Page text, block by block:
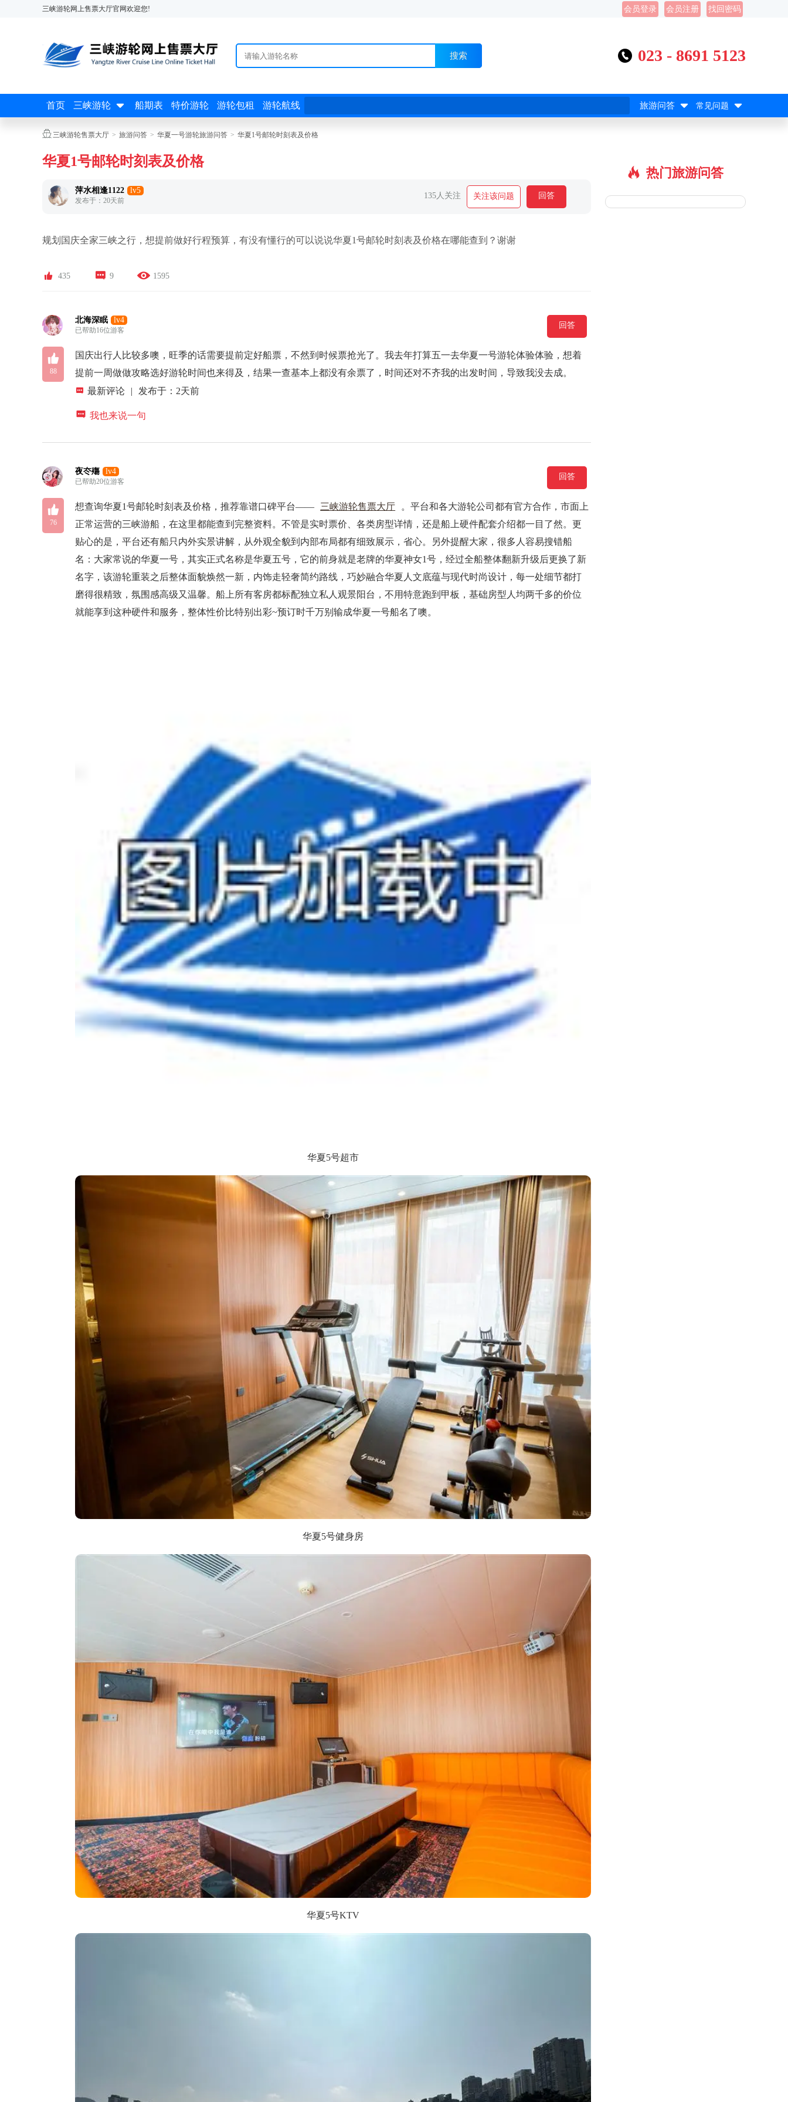
三峡游轮网上售票大厅官网欢迎您! 会员登录 会员注册 找回密码
搜索  023 - 8691 5123
首页 三峡游轮  船期表 特价游轮 游轮包租 游轮航线 旅游问答  常见问题 
三峡游轮售票大厅 > 旅游问答 > 华夏一号游轮旅游问答 > 华夏1号邮轮时刻表及价格
华夏1号邮轮时刻表及价格
萍水相逢1122 lv5
发布于：20天前
135人关注 关注该问题 回答
规划国庆全家三峡之行，想提前做好行程预算，有没有懂行的可以说说华夏1号邮轮时刻表及价格在哪能查到？谢谢
 435  9  1595
北海深眠 lv4
已帮助16位游客
回答

88
国庆出行人比较多噢，旺季的话需要提前定好船票，不然到时候票抢光了。我去年打算五一去华夏一号游轮体验体验，想着
提前一周做做攻略选好游轮时间也来得及，结果一查基本上都没有余票了，时间还对不齐我的出发时间，导致我没去成。
 最新评论 | 发布于：2天前
 我也来说一句
夜冭殤 lv4
已帮助20位游客
回答

76
想查询华夏1号邮轮时刻表及价格，推荐靠谱口碑平台—— 三峡游轮售票大厅
。平台和各大游轮公司都有官方合作，市面上
正常运营的三峡游船，在这里都能查到完整资料。不管是实时票价、各类房型详情，还是船上硬件配套介绍都一目了然。更
贴心的是，平台还有船只内外实景讲解，从外观全貌到内部布局都有细致展示，省心。另外提醒大家，很多人容易搜错船
名：大家常说的华夏一号，其实正式名称是华夏五号，它的前身就是老牌的华夏神女1号，经过全船整体翻新升级后更换了新
名字，该游轮重装之后整体面貌焕然一新，内饰走轻奢简约路线，巧妙融合华夏人文底蕴与现代时尚设计，每一处细节都打
磨得很精致，氛围感高级又温馨。船上所有客房都标配独立私人观景阳台，不用特意跑到甲板，基础房型人均两千多的价位
就能享到这种硬件和服务，整体性价比特别出彩~预订时千万别输成华夏一号船名了噢。
华夏5号健身房
华夏5号KTV
华夏5号顶层甲板
 热门旅游问答